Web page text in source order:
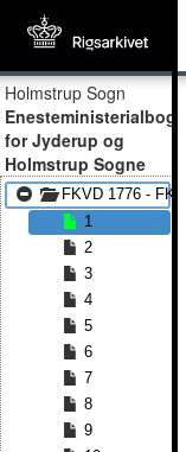
Holmstrup Sogn
Enesteministerialbog
for Jyderup og
Holmstrup Sogne
FKVD 1776 -
1
2
3
4
5
6
7
8
9